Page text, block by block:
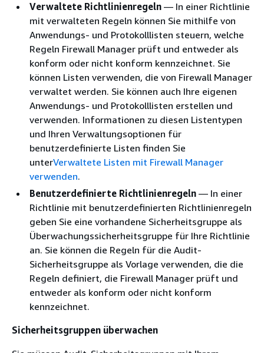
Verwaltete Richtlinienregeln — In einer Richtlinie
mit verwalteten Regeln können Sie mithilfe von
Anwendungs- und Protokolllisten steuern, welche
Regeln Firewall Manager prüft und entweder als
konform oder nicht konform kennzeichnet. Sie
können Listen verwenden, die von Firewall Manager
verwaltet werden. Sie können auch Ihre eigenen
Anwendungs- und Protokolllisten erstellen und
verwenden. Informationen zu diesen Listentypen
und Ihren Verwaltungsoptionen für
benutzerdefinierte Listen finden Sie
unterVerwaltete Listen mit Firewall Manager
verwenden.
Benutzerdefinierte Richtlinienregeln — In einer
Richtlinie mit benutzerdefinierten Richtlinienregeln
geben Sie eine vorhandene Sicherheitsgruppe als
Überwachungssicherheitsgruppe für Ihre Richtlinie
an. Sie können die Regeln für die Audit-
Sicherheitsgruppe als Vorlage verwenden, die die
Regeln definiert, die Firewall Manager prüft und
entweder als konform oder nicht konform
kennzeichnet.
Sicherheitsgruppen überwachen